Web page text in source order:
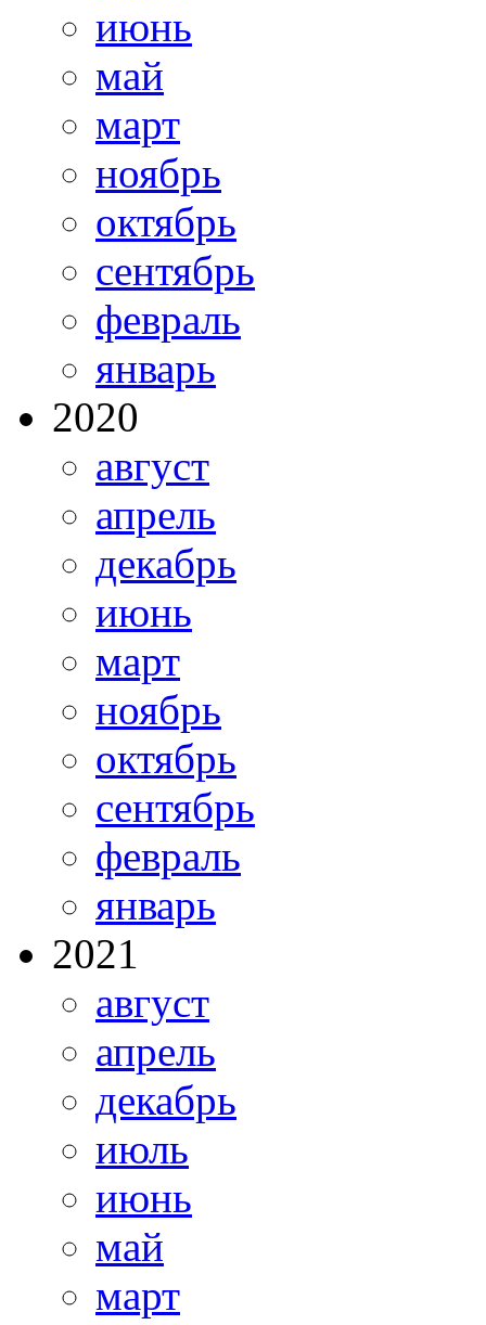
июнь
май
март
ноябрь
октябрь
сентябрь
февраль
январь
2020
август
апрель
декабрь
июнь
март
ноябрь
октябрь
сентябрь
февраль
январь
2021
август
апрель
декабрь
июль
июнь
май
март